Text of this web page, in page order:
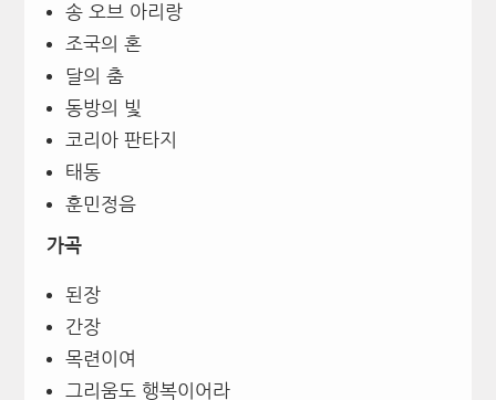
송 오브 아리랑
조국의 혼
달의 춤
동방의 빛
코리아 판타지
태동
훈민정음
가곡
된장
간장
목련이여
그리움도 행복이어라